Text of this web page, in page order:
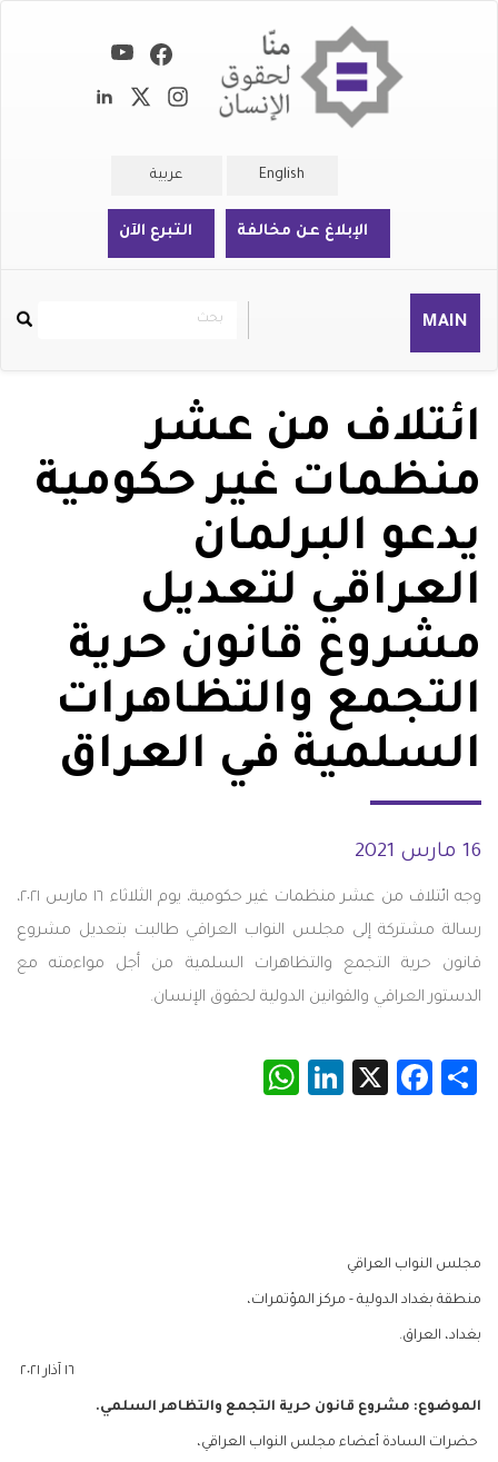
English عربية
الإبلاغ عن مخالفة التبرع الآن
MAIN
Rechercher
بحث
ائتلاف من عشر
منظمات غير حكومية
يدعو البرلمان
العراقي لتعديل
مشروع قانون حرية
التجمع والتظاهرات
السلمية في العراق
16 مارس 2021
وجه ائتلاف من عشر منظمات غير حكومية، يوم الثلاثاء ١٦ مارس ٢٠٢١،
رسالة مشتركة إلى مجلس النواب العراقي طالبت بتعديل مشروع
قانون حرية التجمع والتظاهرات السلمية من أجل مواءمته مع
الدستور العراقي والقوانين الدولية لحقوق الإنسان.
Share
Facebook
X
LinkedIn
مجلس النواب العراقي
منطقة بغداد الدولية - مركز المؤتمرات،
بغداد، العراق.
١٦ آذار ٢٠٢١
الموضوع: مشروع قانون حرية التجمع والتظاهر السلمي.
حضرات السادة أعضاء مجلس النواب العراقي،